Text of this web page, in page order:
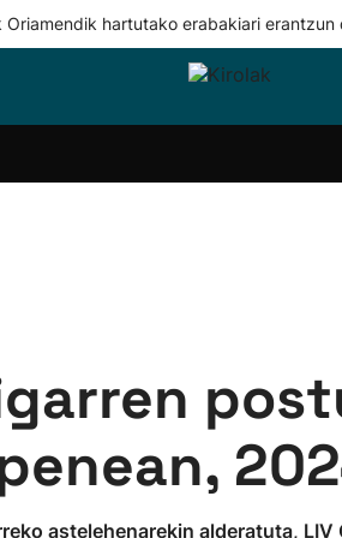
Oriamendik hartutako erabakiari erantzun
Taldeak
astelehenarekin alderatuta,